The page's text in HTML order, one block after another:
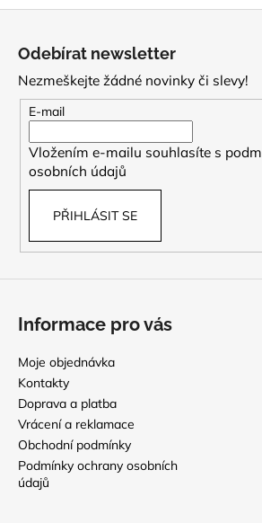
Odebírat newsletter
Nezmeškejte žádné novinky či slevy!
E-mail
Vložením e-mailu souhlasíte s
osobních údajů
PŘIHLÁSIT SE
Informace pro vás
Moje objednávka
Kontakty
Doprava a platba
Vrácení a reklamace
Obchodní podmínky
Podmínky ochrany osobních
údajů